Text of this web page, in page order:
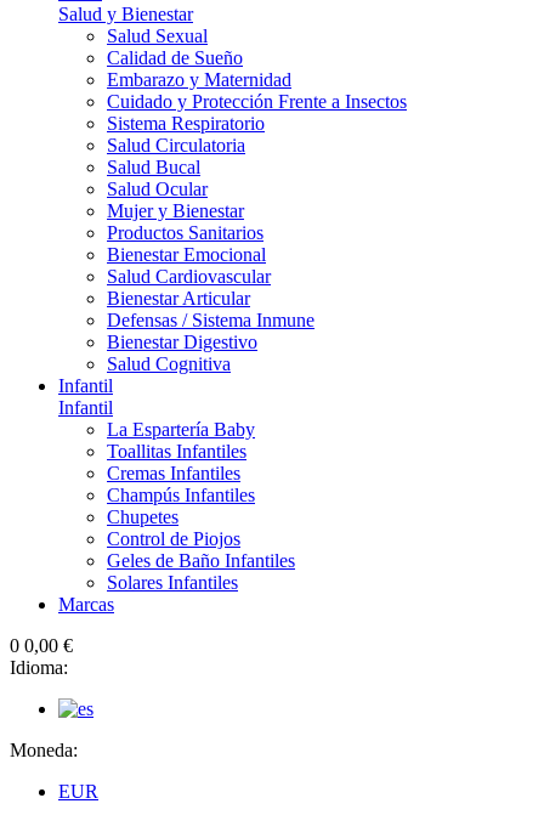
Salud y Bienestar
Salud Sexual
Calidad de Sueño
Embarazo y Maternidad
Cuidado y Protección Frente a Insectos
Sistema Respiratorio
Salud Circulatoria
Salud Bucal
Salud Ocular
Mujer y Bienestar
Productos Sanitarios
Bienestar Emocional
Salud Cardiovascular
Bienestar Articular
Defensas / Sistema Inmune
Bienestar Digestivo
Salud Cognitiva
Infantil
Infantil
La Espartería Baby
Toallitas Infantiles
Cremas Infantiles
Champús Infantiles
Chupetes
Control de Piojos
Geles de Baño Infantiles
Solares Infantiles
Marcas
0 0,00 €
Idioma:
Moneda:
EUR